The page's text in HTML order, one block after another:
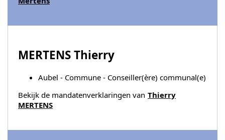
MERTENS Thierry
Aubel - Commune - Conseiller(ère) communal(e)
Bekijk de mandatenverklaringen van Thierry
MERTENS